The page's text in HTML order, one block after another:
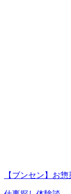
【ブンセン】お